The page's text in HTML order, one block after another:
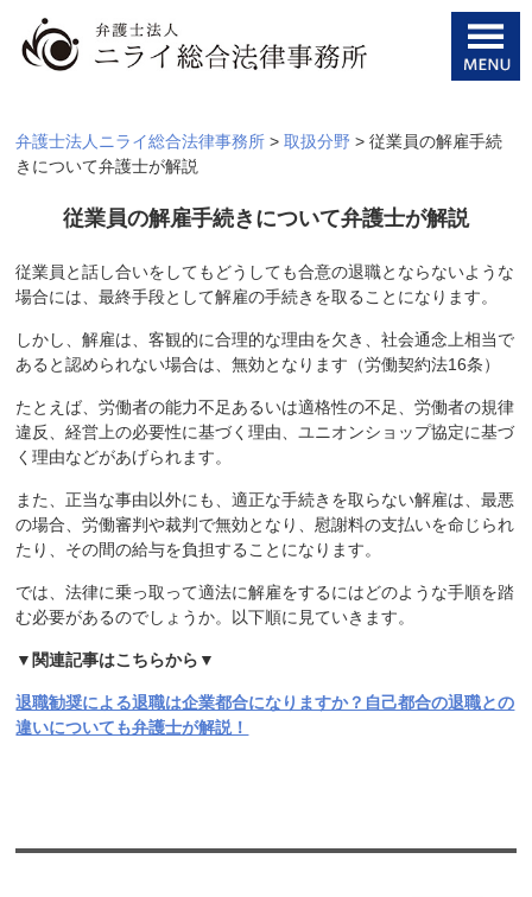
弁護士法人ニライ総合法律事務所 >取扱分野 >従業員の解雇手続
きについて弁護士が解説
従業員の解雇手続きについて弁護士が解説
従業員と話し合いをしてもどうしても合意の退職とならないような
場合には、最終手段として解雇の手続きを取ることになります。
しかし、解雇は、客観的に合理的な理由を欠き、社会通念上相当で
あると認められない場合は、無効となります（労働契約法16条）
たとえば、労働者の能力不足あるいは適格性の不足、労働者の規律
違反、経営上の必要性に基づく理由、ユニオンショップ協定に基づ
く理由などがあげられます。
また、正当な事由以外にも、適正な手続きを取らない解雇は、最悪
の場合、労働審判や裁判で無効となり、慰謝料の支払いを命じられ
たり、その間の給与を負担することになります。
では、法律に乗っ取って適法に解雇をするにはどのような手順を踏
む必要があるのでしょうか。以下順に見ていきます。
▼関連記事はこちらから▼
退職勧奨による退職は企業都合になりますか？自己都合の退職との
違いについても弁護士が解説！